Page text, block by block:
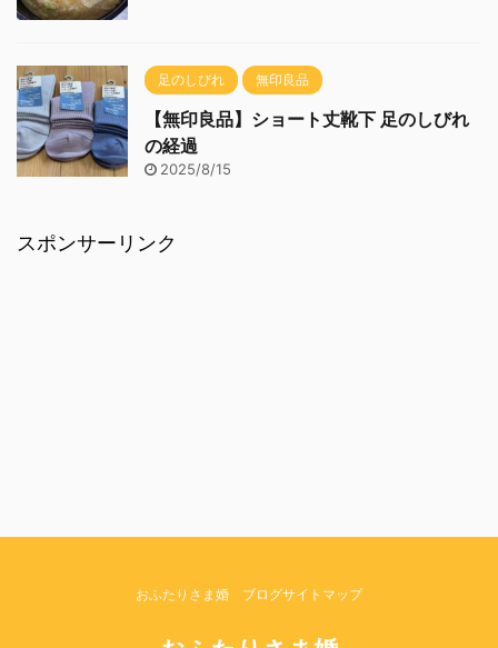
足のしびれ 無印良品
【無印良品】ショート丈靴下 足のしびれ
の経過
2025/8/15
スポンサーリンク
おふたりさま婚 ブログサイトマップ